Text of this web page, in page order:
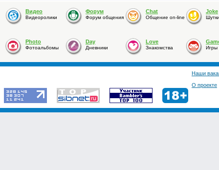
Видео
Видеоролики
Форум
Форум общения
Chat
Общение on-line
Joke
Photo
Фотоальбомы
Day
Дневники
Love
Знакомства Игры
Наши
О проекте